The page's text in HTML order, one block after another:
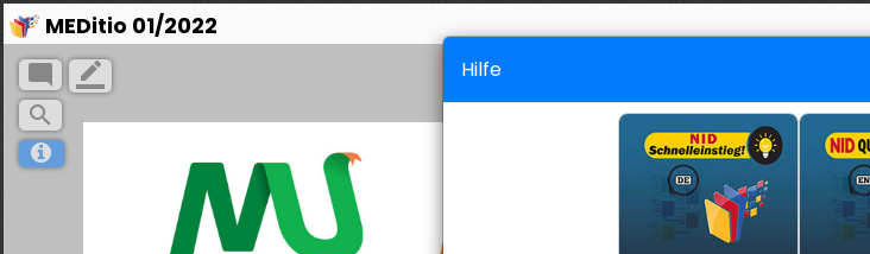
Hilfe
MEDitio 01/2022
mode_comment
border_color
search